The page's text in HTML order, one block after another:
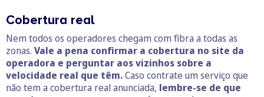
Cobertura real
Nem todos os operadores chegam com fibra a todas as
zonas. Vale a pena confirmar a cobertura no site da
operadora e perguntar aos vizinhos sobre a
velocidade real que têm.Caso contrate um serviço que
não tem a cobertura real anunciada, lembre-se de que